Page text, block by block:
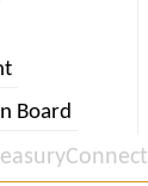
Board